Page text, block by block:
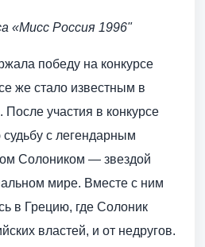
«Мисс Россия 1996"
победу на конкурсе
же стало известным в
участия в конкурсе
с легендарным
Солоником — звездой
мире. Вместе с ним
в Грецию, где Солоник
властей, и от недругов.